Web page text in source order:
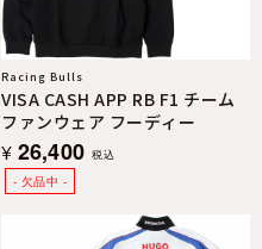
Racing Bulls
VISA CASH APP RB F1 チーム
ファンウェア フーディー
¥ 26,400 税込